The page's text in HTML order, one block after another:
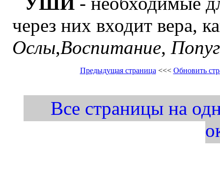
через них входит вера,
Ослы,Воспитание,
Предыдущая страница <<< Обновить
Все страницы на